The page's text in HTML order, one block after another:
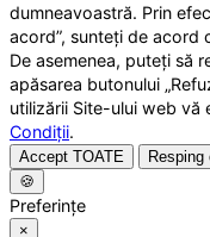
dumneavoastră. Prin
acord”, sunteți de acord
De asemenea, puteți să
apăsarea butonului
utilizării Site-ului web vă
Condiții.
Accept TOATE Resping
🍪
Preferințe
×